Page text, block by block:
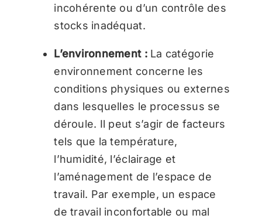
incohérente ou d’un contrôle des
stocks inadéquat.
L’environnement :La catégorie
environnement concerne les
conditions physiques ou externes
dans lesquelles le processus se
déroule. Il peut s’agir de facteurs
tels que la température,
l’humidité, l’éclairage et
l’aménagement de l’espace de
travail. Par exemple, un espace
de travail inconfortable ou mal